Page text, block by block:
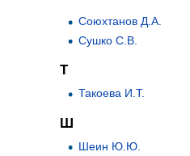
Союхтанов Д.А.
Сушко С.В.
Т
Такоева И.Т.
Ш
Шеин Ю.Ю.